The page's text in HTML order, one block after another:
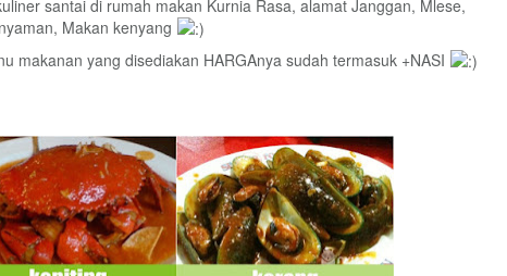
santai di rumah makan Kurnia Rasa, alamat Janggan, Mlese,
Makan kenyang
makanan yang disediakan HARGAnya sudah termasuk +NASI